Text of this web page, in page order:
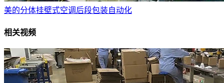
美的分体挂壁式空调后段包装自动化
相关视频